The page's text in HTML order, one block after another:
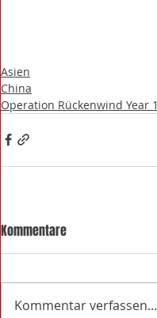
Asien
China
Operation Rückenwind Year 1
Kommentare
Kommentar verfassen...